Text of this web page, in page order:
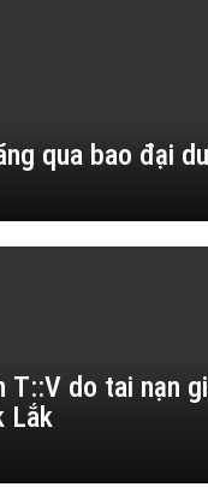
qua bao đại
T::V do tai nạn
Lắk